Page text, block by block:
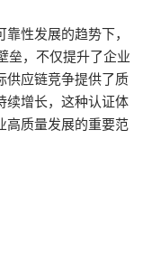
性发展的趋势下，
垒，不仅提升了企业
供应链竞争提供了质
续增长，这种认证体
高质量发展的重要范